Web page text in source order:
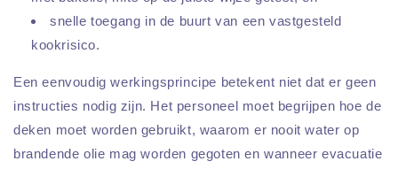
snelle toegang in de buurt van een vastgesteld
kookrisico.
Een eenvoudig werkingsprincipe betekent niet dat er geen
instructies nodig zijn. Het personeel moet begrijpen hoe de
deken moet worden gebruikt, waarom er nooit water op
brandende olie mag worden gegoten en wanneer evacuatie